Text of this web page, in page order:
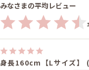
みなさまの平均レビュー
身長160cm【Lサイズ】